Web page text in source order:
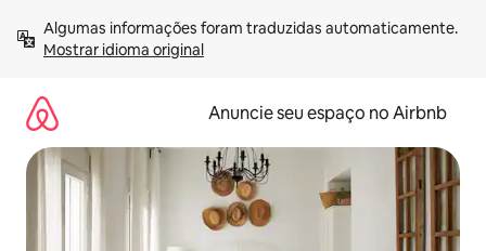
para
Mostrar idioma original
Anuncie seu espaço no Airbnb